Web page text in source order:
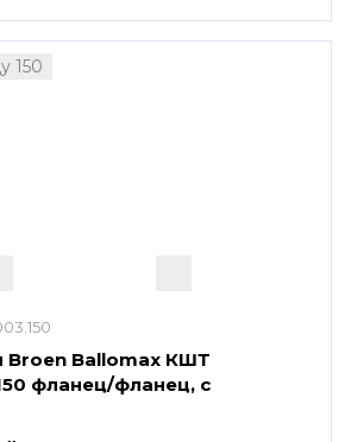
150
Broen Ballomax КШТ
фланец/фланец, с